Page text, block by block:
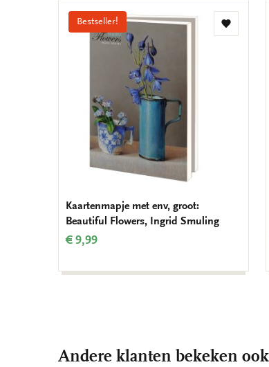
Bestseller!
Toevoegen
Kaartenmapje met env, groot:
Beautiful Flowers, Ingrid Smuling
€ 9,99
Andere klanten bekeken ook